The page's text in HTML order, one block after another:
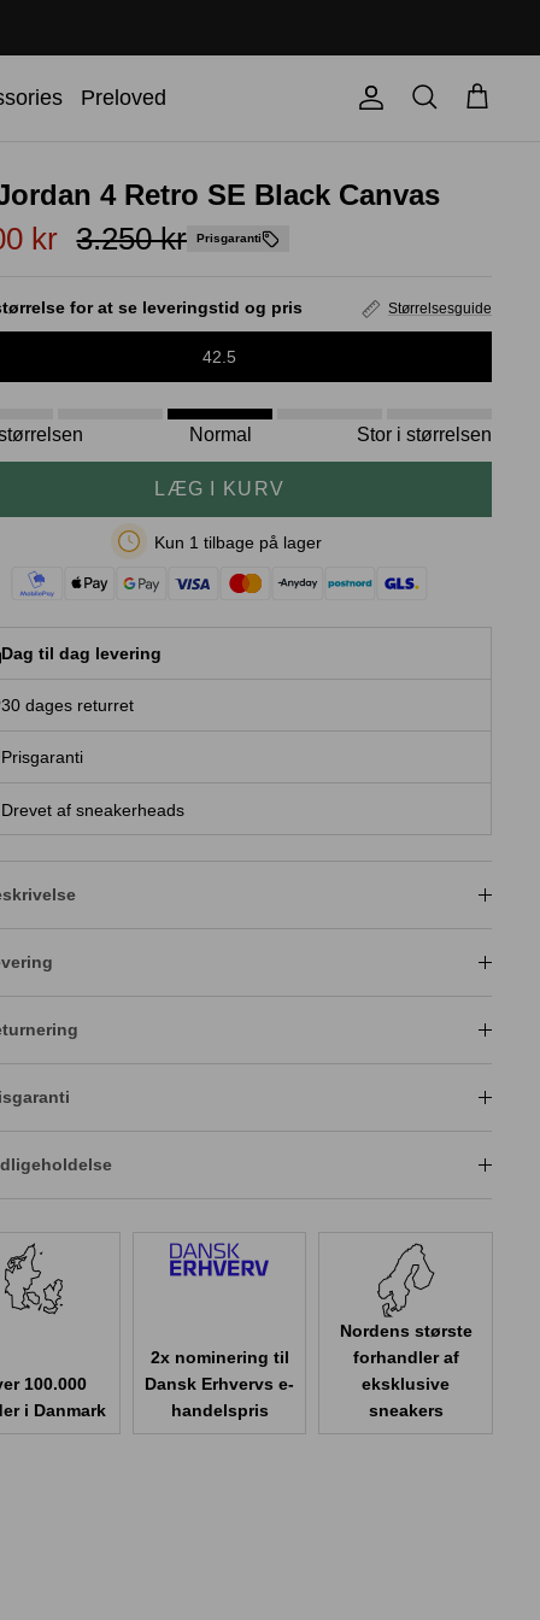
Preloved Konto
Søg
Kurv
4 Retro SE Black Canvas
kr 3.250 kr Prisgaranti
for at se leveringstid og pris Størrelsesguide
42.5
Normal Stor i størrelsen
LÆG I KURV
Kun 1 tilbage på lager
Dag til dag levering
30 dages returret
Prisgaranti
Drevet af sneakerheads
100.000
i Danmark
2x nominering til
Dansk Erhvervs e-
handelspris
Nordens største
forhandler af
eksklusive
sneakers